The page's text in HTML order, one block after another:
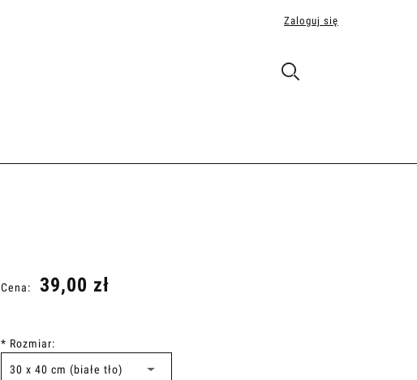
Zaloguj się
Cena: 39,00 zł
* Rozmiar: